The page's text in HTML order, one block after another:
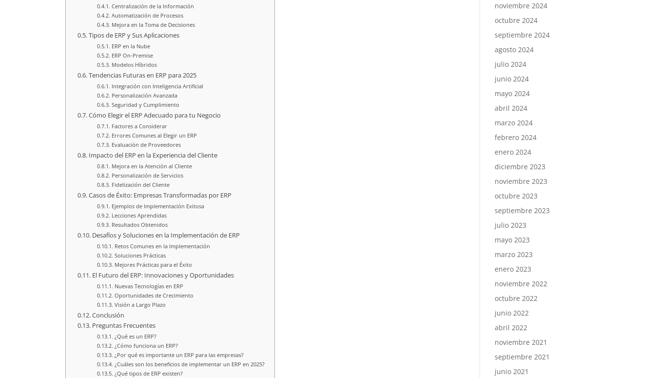
Centralización de la Información
Automatización de Procesos
Mejora en la Toma de Decisiones
Tipos de ERP y Sus Aplicaciones
ERP en la Nube
ERP On-Premise
Modelos Híbridos
Tendencias Futuras en ERP para 2025
Integración con Inteligencia Artificial
Personalización Avanzada
Seguridad y Cumplimiento
Cómo Elegir el ERP Adecuado para tu Negocio
Factores a Considerar
Errores Comunes al Elegir un ERP
Evaluación de Proveedores
Impacto del ERP en la Experiencia del Cliente
Mejora en la Atención al Cliente
Personalización de Servicios
Fidelización del Cliente
Casos de Éxito: Empresas Transformadas por ERP
Ejemplos de Implementación Exitosa
Lecciones Aprendidas
Resultados Obtenidos
Desafíos y Soluciones en la Implementación de ERP
Retos Comunes en la Implementación
Soluciones Prácticas
Mejores Prácticas para el Éxito
El Futuro del ERP: Innovaciones y Oportunidades
Nuevas Tecnologías en ERP
Oportunidades de Crecimiento
Visión a Largo Plazo
Conclusión
Preguntas Frecuentes
¿Qué es un ERP?
¿Cómo funciona un ERP?
¿Por qué es importante un ERP para las empresas?
¿Cuáles son los beneficios de implementar un ERP en 2025?
¿Qué tipos de ERP existen?
noviembre 2024
octubre 2024
septiembre 2024
agosto 2024
julio 2024
junio 2024
mayo 2024
abril 2024
marzo 2024
febrero 2024
enero 2024
diciembre 2023
noviembre 2023
octubre 2023
septiembre 2023
julio 2023
mayo 2023
marzo 2023
enero 2023
noviembre 2022
octubre 2022
junio 2022
abril 2022
noviembre 2021
septiembre 2021
junio 2021